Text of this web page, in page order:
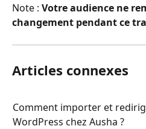
Note : Votre audience ne
changement pendant ce
Articles connexes
Comment importer et
WordPress chez Ausha ?